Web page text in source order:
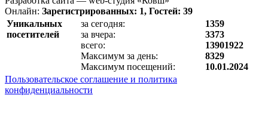
Онлайн: Зарегистрированных: 1, Гостей: 39
Уникальных
посетителей
за сегодня:
за вчера:
всего:
Максимум за день:
Максимум посещений:
1359
3373
13901922
8329
10.01.2024
Пользовательское соглашение и политика
конфиденциальности